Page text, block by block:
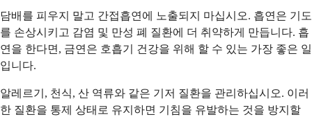
담배를 피우지 말고 간접흡연에 노출되지 마십시오. 흡연은 기도
를 손상시키고 감염 및 만성 폐 질환에 더 취약하게 만듭니다. 흡
연을 한다면, 금연은 호흡기 건강을 위해 할 수 있는 가장 좋은 일
입니다.
알레르기, 천식, 산 역류와 같은 기저 질환을 관리하십시오. 이러
한 질환을 통제 상태로 유지하면 기침을 유발하는 것을 방지할